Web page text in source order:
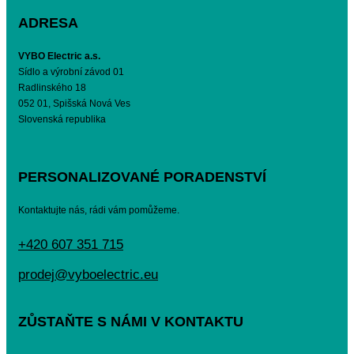
ADRESA
VYBO Electric a.s.
Sídlo a výrobní závod 01
Radlinského 18
052 01, Spišská Nová Ves
Slovenská republika
PERSONALIZOVANÉ PORADENSTVÍ
Kontaktujte nás, rádi vám pomůžeme.
+420 607 351 715
prodej@vyboelectric.eu
ZŮSTAŇTE S NÁMI V KONTAKTU